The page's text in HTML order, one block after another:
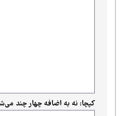
کپچا: نه به اضافه چهار چند می‌شود؟*